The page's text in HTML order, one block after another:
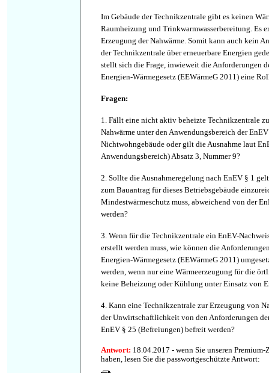
Im Gebäude der Technikzentrale gibt es keinen
Raumheizung und Trinkwarmwasserbereitung. Es
Erzeugung der Nahwärme. Somit kann auch kein
der Technikzentrale über erneuerbare Energien
stellt sich die Frage, inwieweit die Anforderungen
Energien-Wärmegesetz (EEWärmeG 2011) eine
Fragen:
1. Fällt eine nicht aktiv beheizte Technikzentrale
Nahwärme unter den Anwendungsbereich der
Nichtwohngebäude oder gilt die Ausnahme laut
Anwendungsbereich) Absatz 3, Nummer 9?
2. Sollte die Ausnahmeregelung nach EnEV § 1
zum Bauantrag für dieses Betriebsgebäude
Mindestwärmeschutz muss, abweichend von der
werden?
3. Wenn für die Technikzentrale ein EnEV-
erstellt werden muss, wie können die
Energien-Wärmegesetz (EEWärmeG 2011)
werden, wenn nur eine Wärmeerzeugung für die
keine Beheizung oder Kühlung unter Einsatz von
4. Kann eine Technikzentrale zur Erzeugung von
der Unwirtschaftlichkeit von den Anforderungen
EnEV § 25 (Befreiungen) befreit werden?
Antwort: 18.04.2017 - wenn Sie unseren
haben, lesen Sie die passwortgeschützte Antwort: